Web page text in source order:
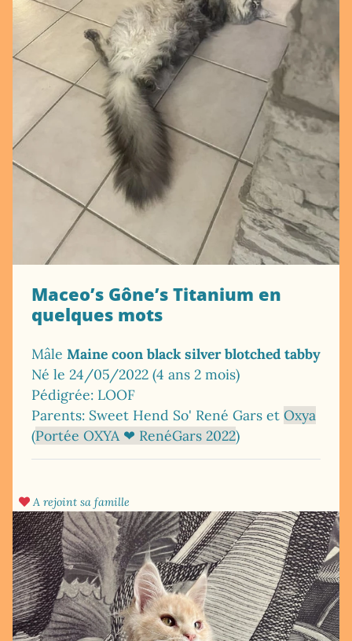
Maceo’s Gône’s Titanium en
quelques mots
Mâle Maine coon black silver blotched tabby
Né le 24/05/2022 (4 ans 2 mois)
Pédigrée: LOOF
Parents: Sweet Hend So' René Gars et Oxya
(Portée OXYA ❤ RenéGars 2022)
A rejoint sa famille